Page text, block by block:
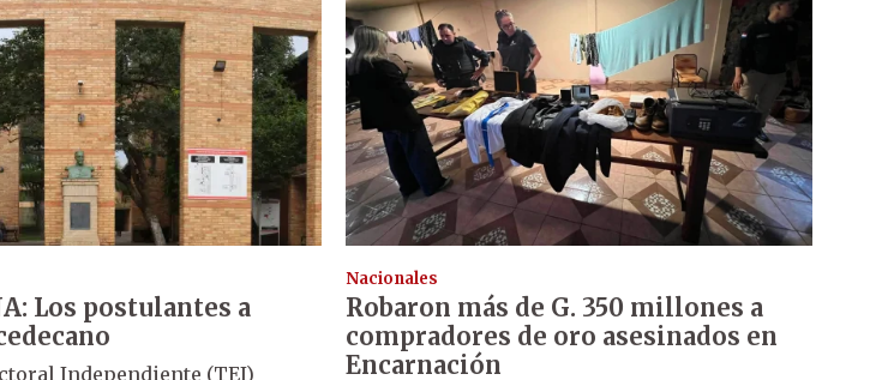
Los postulantes a
Independiente (TEI)
Nacionales
Robaron más de G. 350 millones a
compradores de oro asesinados en
Encarnación